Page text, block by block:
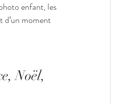
enfant, les
d’un moment
Noël,